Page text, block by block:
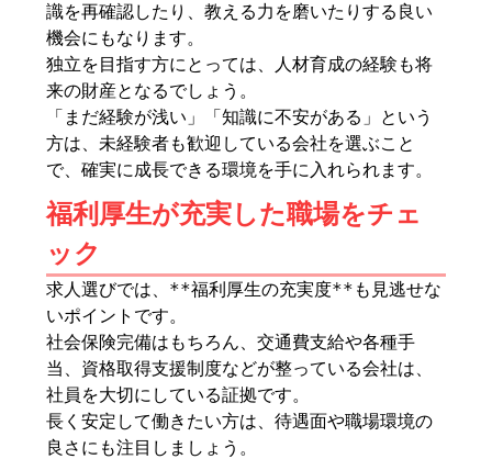
識を再確認したり、教える力を磨いたりする良い
機会にもなります。
独立を目指す方にとっては、人材育成の経験も将
来の財産となるでしょう。
「まだ経験が浅い」「知識に不安がある」という
方は、未経験者も歓迎している会社を選ぶこと
で、確実に成長できる環境を手に入れられます。
福利厚生が充実した職場をチェ
ック
求人選びでは、**福利厚生の充実度**も見逃せな
いポイントです。
社会保険完備はもちろん、交通費支給や各種手
当、資格取得支援制度などが整っている会社は、
社員を大切にしている証拠です。
長く安定して働きたい方は、待遇面や職場環境の
良さにも注目しましょう。